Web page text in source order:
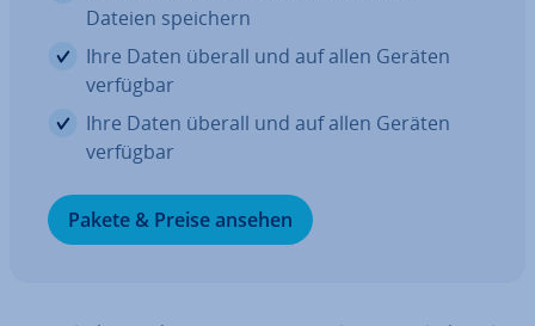
Dateien speichern
Ihre Daten überall und auf allen Geräten
verfügbar
Ihre Daten überall und auf allen Geräten
verfügbar
Pakete & Preise ansehen